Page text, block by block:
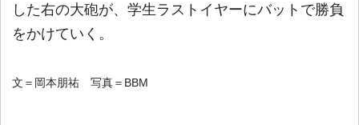
した右の大砲が、学生ラストイヤーにバットで勝負
をかけていく。
文＝岡本朋祐 写真＝BBM